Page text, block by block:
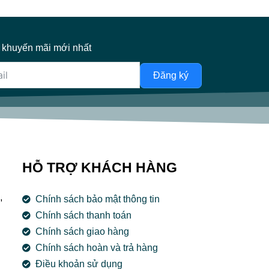
mãi mới nhất
Đăng ký
HỖ TRỢ KHÁCH HÀNG
Chính sách bảo mật thông tin
Chính sách thanh toán
Chính sách giao hàng
Chính sách hoàn và trả hàng
Điều khoản sử dụng